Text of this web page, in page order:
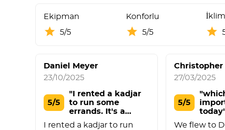
Ekipman
5/5
Konforlu
5/5
Daniel Meyer
23/10/2025
5/5
"I rented a kadjar
to run some
errands. It's a
comf"
I rented a kadjar to run
27/03/2025
5/5
We flew to